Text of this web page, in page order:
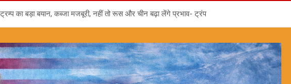
का बड़ा बयान, कब्जा मजबूरी, नहीं तो रूस और चीन बढ़ा लेंगे प्रभाव- ट्रंप